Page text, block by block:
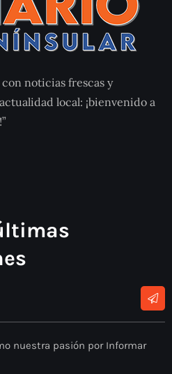
noticias frescas y
local: ¡bienvenido a
nuestra pasión por Informar